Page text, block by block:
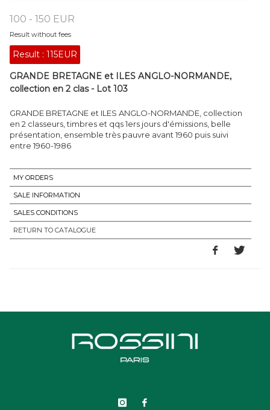
100 - 150 EUR
Result without fees
Result : 115EUR
GRANDE BRETAGNE et ILES ANGLO-NORMANDE,
collection en 2 clas - Lot 103
GRANDE BRETAGNE et ILES ANGLO-NORMANDE, collection
en 2 classeurs, timbres et qqs 1ers jours d'émissions, belle
présentation, ensemble très pauvre avant 1960 puis suivi
entre 1960-1986
MY ORDERS
SALE INFORMATION
SALES CONDITIONS
RETURN TO CATALOGUE